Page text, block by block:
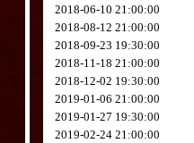
2018-06-10 21:00:00
2018-08-12 21:00:00
2018-09-23 19:30:00
2018-11-18 21:00:00
2018-12-02 19:30:00
2019-01-06 21:00:00
2019-01-27 19:30:00
2019-02-24 21:00:00